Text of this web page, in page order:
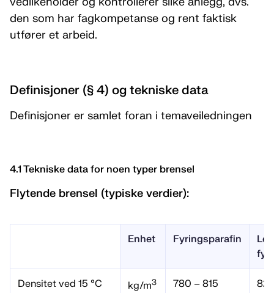
den som har fagkompetanse og rent faktisk
utfører et arbeid.
Definisjoner (§ 4) og tekniske data
Definisjoner er samlet foran i temaveiledningen
4.1 Tekniske data for noen typer brensel
Flytende brensel (typiske verdier):
Enhet Fyringsparafin
Lett
Densitet ved 15 °C kg/m3 780 – 815